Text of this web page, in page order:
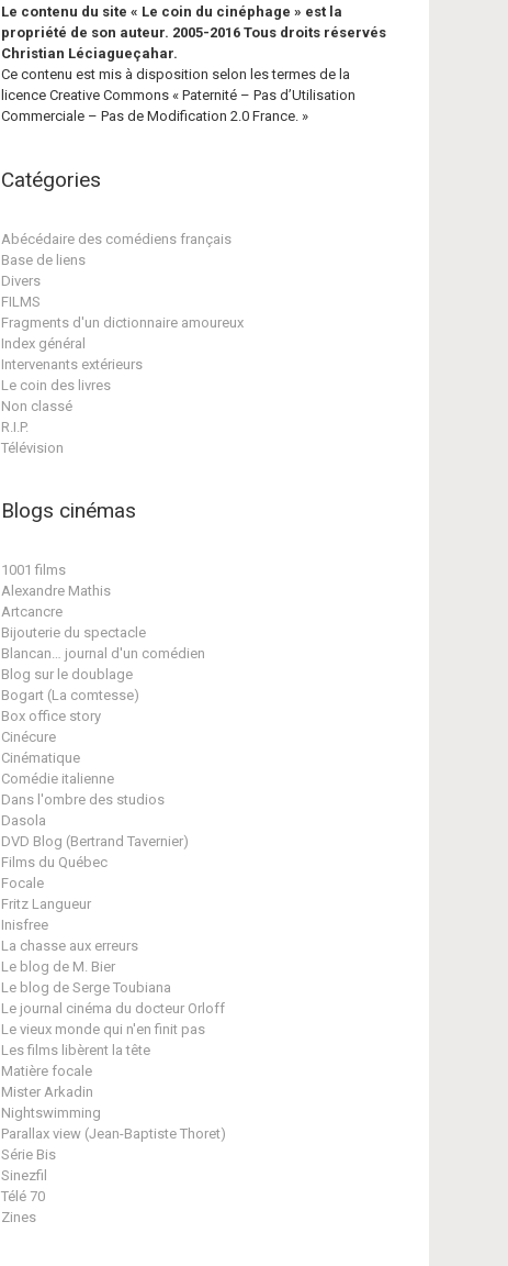
Le contenu du site « Le coin du cinéphage » est la
propriété de son auteur. 2005-2016 Tous droits réservés
Christian Léciagueçahar.
Ce contenu est mis à disposition selon les termes de la
licence Creative Commons « Paternité – Pas d’Utilisation
Commerciale – Pas de Modification 2.0 France. »
Catégories
Abécédaire des comédiens français
Base de liens
Divers
FILMS
Fragments d'un dictionnaire amoureux
Index général
Intervenants extérieurs
Le coin des livres
Non classé
R.I.P.
Télévision
Blogs cinémas
1001 films
Alexandre Mathis
Artcancre
Bijouterie du spectacle
Blancan… journal d'un comédien
Blog sur le doublage
Bogart (La comtesse)
Box office story
Cinécure
Cinématique
Comédie italienne
Dans l'ombre des studios
Dasola
DVD Blog (Bertrand Tavernier)
Films du Québec
Focale
Fritz Langueur
Inisfree
La chasse aux erreurs
Le blog de M. Bier
Le blog de Serge Toubiana
Le journal cinéma du docteur Orloff
Le vieux monde qui n'en finit pas
Les films libèrent la tête
Matière focale
Mister Arkadin
Nightswimming
Parallax view (Jean-Baptiste Thoret)
Série Bis
Sinezfil
Télé 70
Zines